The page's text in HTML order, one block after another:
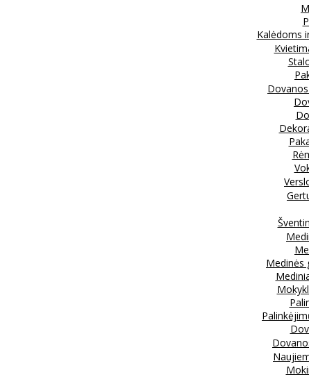
Kalėdoms
Medinės